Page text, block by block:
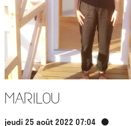
Marilou
jeudi 25 août 2022 07:04